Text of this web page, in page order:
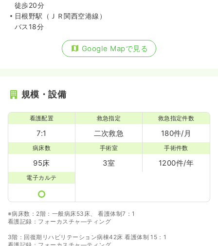
徒歩20分
日根野駅（ＪＲ関西空港線）
バス18分
Google Mapで見る
規模・設備
看護配置
7:1
救急指定
二次救急
救急指定件数
180件/月
病床数
95床
手術室
3室
手術件数
1200件/年
電子カルテ
※病床数：2階：一般病床53床、 看護体制7：1
看護記録：フォーカスチャ―ティング
3階：回復期リハビリテーション病棟42床 看護体制 15：1